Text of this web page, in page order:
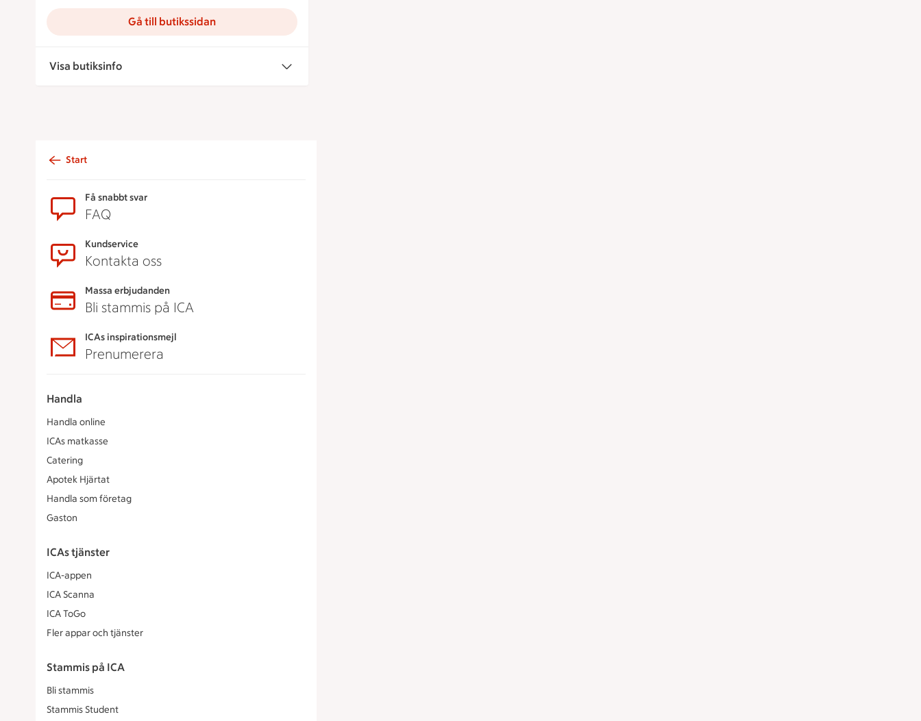
Gå till butikssidan
Visa butiksinfo
Start
Få snabbt svar
FAQ
Kundservice
Kontakta oss
Massa erbjudanden
Bli stammis på ICA
ICAs inspirationsmejl
Prenumerera
Handla
Handla online
ICAs matkasse
Catering
Apotek Hjärtat
Handla som företag
Gaston
ICAs tjänster
ICA-appen
ICA Scanna
ICA ToGo
Fler appar och tjänster
Stammis på ICA
Bli stammis
Stammis Student